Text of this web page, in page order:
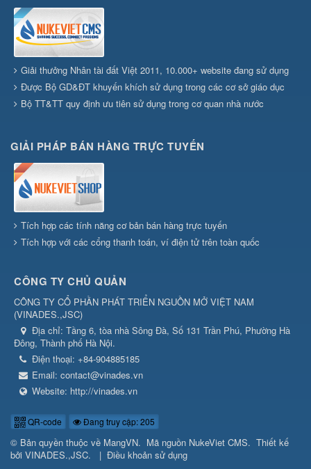
Giải thưởng Nhân tài đất Việt 2011, 10.000+ website đang sử dụng
Được Bộ GD&ĐT khuyến khích sử dụng trong các cơ sở giáo dục
Bộ TT&TT quy định ưu tiên sử dụng trong cơ quan nhà nước
GIẢI PHÁP BÁN HÀNG TRỰC TUYẾN
Tích hợp các tính năng cơ bản bán hàng trực tuyến
Tích hợp với các cổng thanh toán, ví điện tử trên toàn quốc
CÔNG TY CHỦ QUẢN
CÔNG TY CỔ PHẦN PHÁT TRIỂN NGUỒN MỞ VIỆT NAM
(VINADES.,JSC)
Địa chỉ: Tầng 6, tòa nhà Sông Đà, Số 131 Trần Phú, Phường Hà
Đông, Thành phố Hà Nội.
Điện thoại: +84-904885185
Email: contact@vinades.vn
Website: http://vinades.vn
QR-code Đang truy cập: 205
© Bản quyền thuộc về MangVN. Mã nguồn NukeViet CMS. Thiết kế
bởi VINADES.,JSC. | Điều khoản sử dụng